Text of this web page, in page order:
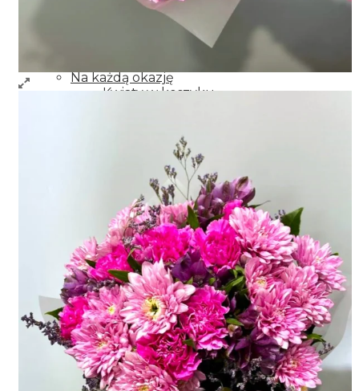
Dla dziadka
Dla dziewczyny
Na każdą okazję
Kwiaty w koszyku
Wieńce i wiąznki pogrzebowe
Kwiaty doniczkowe
Rodzaje kwiatów
Eustoma
Róże
Hortensja
Kolorowa gipsówka
Frezja
Storczyki cięte
Lilii
Alstromeria
Goździki
Gerbery
Tulipany
Kolorowa gipsówka
Wiązanki pogrzebowe